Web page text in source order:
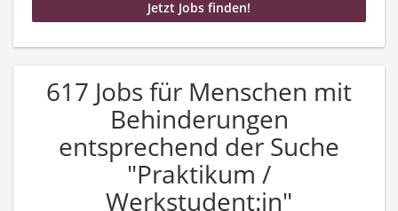
617 Jobs für Menschen mit
Behinderungen
entsprechend der Suche
"Praktikum /
Werkstudent:in"